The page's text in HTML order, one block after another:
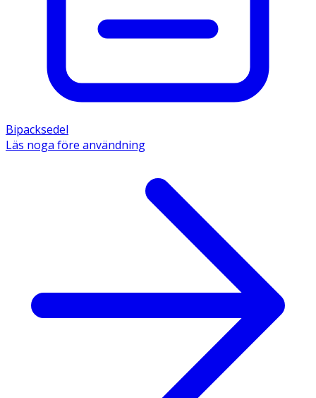
Bipacksedel
Läs noga före användning